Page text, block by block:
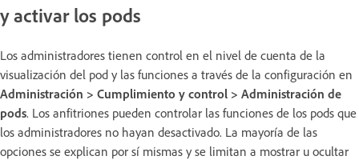
y activar los pods
Los administradores tienen control en el nivel de cuenta de la
visualización del pod y las funciones a través de la configuración en
Administración > Cumplimiento y control > Administración de
pods. Los anfitriones pueden controlar las funciones de los pods que
los administradores no hayan desactivado. La mayoría de las
opciones se explican por sí mismas y se limitan a mostrar u ocultar